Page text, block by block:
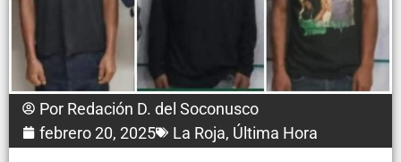
Por Redación D. del Soconusco
febrero 20, 2025
La Roja, Última Hora